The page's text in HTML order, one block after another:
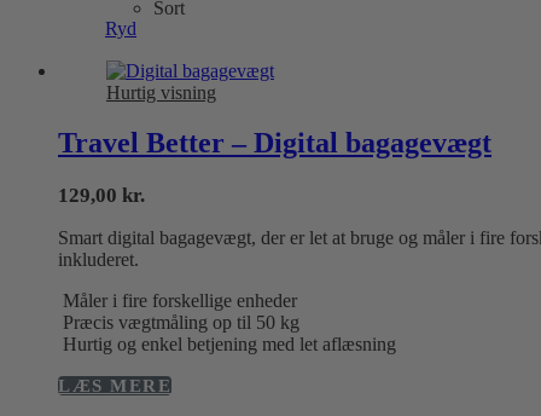
Ryd
Hurtig visning
Travel Better – Digital bagagevægt
129,00 kr.
Smart digital bagagevægt, der er let at bruge og måler i fire
inkluderet.
Måler i fire forskellige enheder
Præcis vægtmåling op til 50 kg
Hurtig og enkel betjening med let aflæsning
LÆS MERE